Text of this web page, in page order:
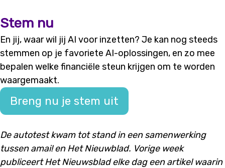
Stem nu
En jij, waar wil jij AI voor inzetten? Je kan nog steeds
stemmen op je favoriete AI-oplossingen, en zo mee
bepalen welke financiële steun krijgen om te worden
waargemaakt.
Breng nu je stem uit
De autotest kwam tot stand in een samenwerking
tussen amai! en Het Nieuwblad. Vorige week
publiceert Het Nieuwsblad elke dag een artikel waarin